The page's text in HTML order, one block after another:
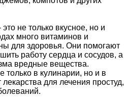
не только вкусное, но и
много витаминов и
для здоровья. Они помогают
работу сердца и сосудов, а
вредные вещества.
только в кулинарии, но и в
для лечения простуд,